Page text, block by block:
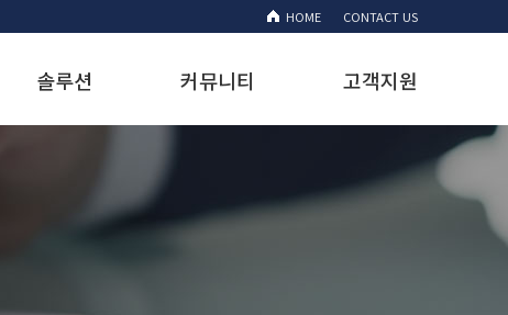
HOME CONTACT US
솔루션 커뮤니티 고객지원